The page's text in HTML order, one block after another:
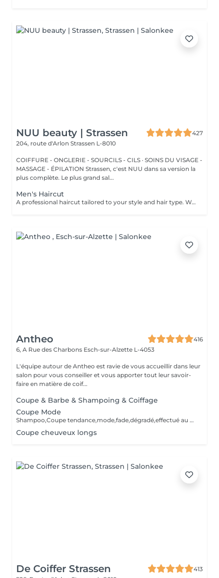
NUU beauty | Strassen
427
204, route d'Arlon Strassen L-8010
COIFFURE - ONGLERIE - SOURCILS - CILS · SOINS DU VISAGE -
MASSAGE - ÉPILATION Strassen, c'est NUU dans sa version la
plus complète. Le plus grand sal...
Men's Haircut
A professional haircut tailored to your style and hair type. We begin with a short consultation to discuss your expectations, followed by a gentle wash while you relax lying comfortably in our Maletti chair, a precise cut, and a smooth blow-dry. We use Dyson Pro tools that protect your hair from excessive heat and deliver a sleek, polished finish. LaBiosthétique care and styling products provide holistic care for hair and scalp, combining scientific research with carefully selected natural ingredients. All brushes are sanitised with Sibel equipment, which effectively removes hair, product buildup, and impurities while reducing bacteria on the brush surface to maintain high hygiene standards for every client.
Antheo
416
6, A Rue des Charbons Esch-sur-Alzette L-4053
L'équipe autour de Antheo est ravie de vous accueillir dans leur
salon pour vous conseiller et vous apporter tout leur savoir-
faire en matière de coif...
Coupe & Barbe & Shampoing & Coiffage
Coupe Mode
Shampoo,Coupe tendance,mode,fade,dégradé,effectué au ciseaux /tondeuses,Shampoo,Styling,Produits de finition.Les outils sont désinfectés pour chaque service.
Coupe cheuveux longs
De Coiffer Strassen
413